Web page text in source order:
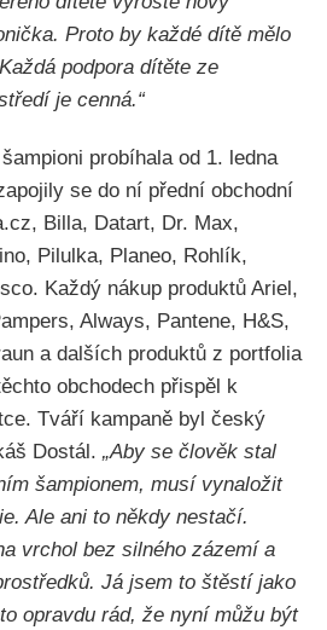
Proto by každé dítě mělo
podpora dítěte ze
je cenná.“
probíhala od 1. ledna
se do ní přední obchodní
Billa, Datart, Dr. Max,
Pilulka, Planeo, Rohlík,
Každý nákup produktů Ariel,
Always, Pantene, H&S,
a dalších produktů z portfolia
obchodech přispěl k
Tváří kampaně byl český
Dostál. „Aby se člověk stal
šampionem, musí vynaložit
Ale ani to někdy nestačí.
vrchol bez silného zázemí a
Já jsem to štěstí jako
opravdu rád, že nyní můžu být